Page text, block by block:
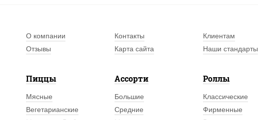
О компании Контакты Клиентам
Отзывы
Карта сайта Наши стандарты
Пиццы
Мясные
Вегетарианские
Ассорти
Большие
Средние
Роллы
Классические
Фирменные